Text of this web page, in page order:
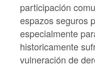
participación
espazos seguros
especialmente
historicamente
vulneración de